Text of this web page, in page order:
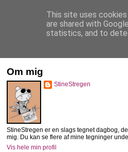
Om mig
StineStregen
StineStregen er en slags tegnet dagbog,
mig. Du kan se flere af mine tegninger
Vis hele min profil
This site uses
are shared with
statistics, and to